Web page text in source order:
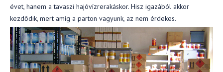
évet, hanem a tavaszi hajóvízrerakáskor. Hisz igazából akkor
kezdődik, mert amíg a parton vagyunk, az nem érdekes.